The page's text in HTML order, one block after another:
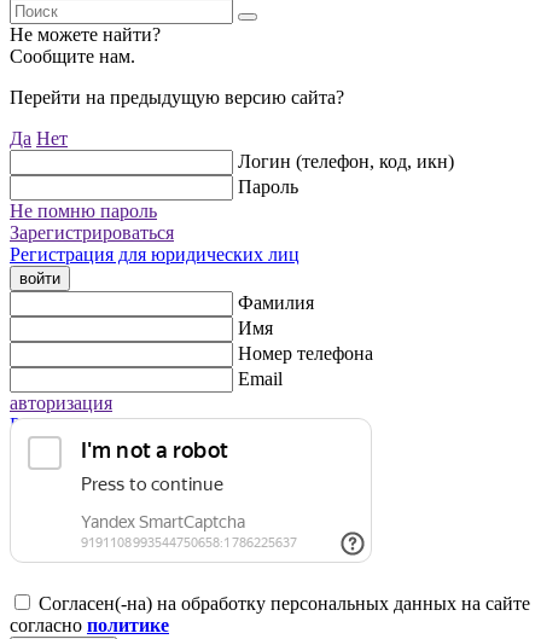
Не можете найти?
Сообщите нам.
Перейти на предыдущую версию сайта?
Да Нет
Логин (телефон, код, икн)
Пароль
Не помню пароль
Зарегистрироваться
Регистрация для юридических лиц
войти
Фамилия
Имя
Номер телефона
Email
авторизация
Регистрация для юридических лиц
Согласен(-на) на обработку персональных данных на сайте
согласно политике